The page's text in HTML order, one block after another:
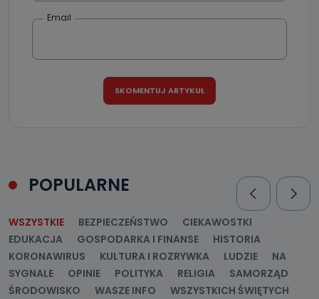
Email
POPULARNE
WSZYSTKIE BEZPIECZEŃSTWO
CIEKAWOSTKI
EDUKACJA
GOSPODARKA I FINANSE
HISTORIA
KORONAWIRUS
KULTURA I ROZRYWKA LUDZIE
NA
SYGNALE
OPINIE POLITYKA RELIGIA
SAMORZĄD
ŚRODOWISKO
WASZE INFO
WSZYSTKICH ŚWIĘTYCH